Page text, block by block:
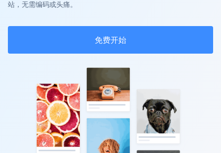
站，无需编码或头痛。
免费开始